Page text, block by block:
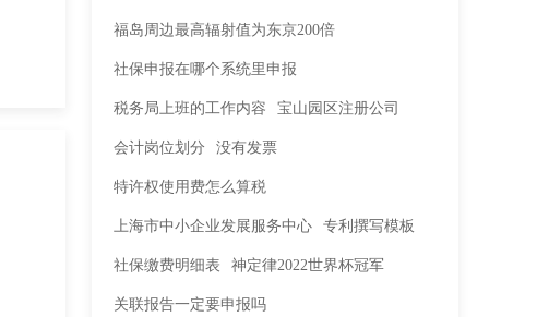
福岛周边最高辐射值为东京200倍
社保申报在哪个系统里申报
税务局上班的工作内容 宝山园区注册公司
会计岗位划分 没有发票
特许权使用费怎么算税
上海市中小企业发展服务中心 专利撰写模板
社保缴费明细表 神定律2022世界杯冠军
关联报告一定要申报吗